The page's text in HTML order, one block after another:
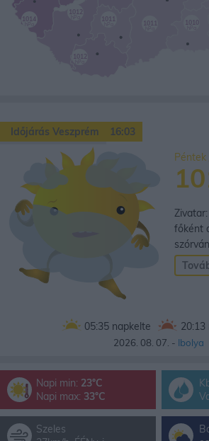
1012
1011
1012
1010
1011
1014
Időjárás Veszprém
16:03
Péntek
főként
05:35 napkelte 20:13
2026. 08. 07. - Ibolya
Napi min: 23°C
Napi max: 33°C
Szeles